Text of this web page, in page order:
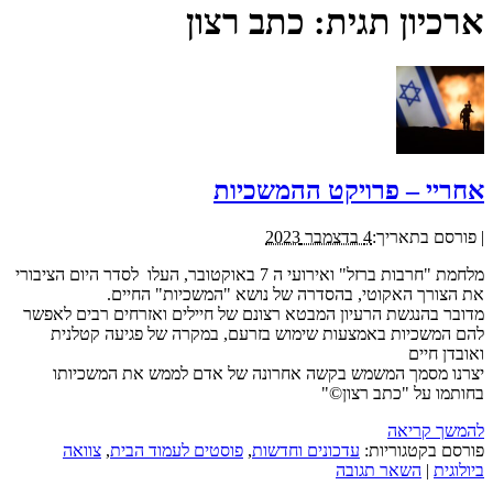
ארכיון תגית: כתב רצון
אחריי – פרויקט ההמשכיות
| פורסם בתאריך:4 בדצמבר 2023
מלחמת "חרבות ברזל" ואירועי ה 7 באוקטובר, העלו לסדר היום הציבורי
את הצורך האקוטי, בהסדרה של נושא "המשכיות" החיים.
מדובר בהנגשת הרעיון המבטא רצונם של חיילים ואזרחים רבים לאפשר
להם המשכיות באמצעות שימוש בזרעם, במקרה של פגיעה קטלנית
ואובדן חיים
יצרנו מסמך המשמש בקשה אחרונה של אדם לממש את המשכיותו
בחותמו על "כתב רצון©"
להמשך קריאה
פורסם בקטגוריות: עדכונים וחדשות, פוסטים לעמוד הבית, צוואה
ביולוגית | השאר תגובה